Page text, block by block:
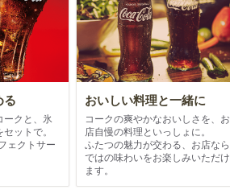
る
ークと、氷
ットで。
ェクトサー
おいしい料理と一緒に
コークの爽やかなおいしさを、お
店自慢の料理といっしょに。
ふたつの魅力が交わる、お店なら
ではの味わいをお楽しみいただけ
ます。